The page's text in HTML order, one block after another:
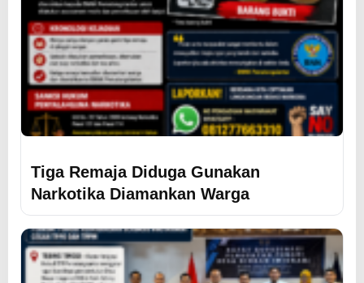
Tiga Remaja Diduga Gunakan
Narkotika Diamankan Warga